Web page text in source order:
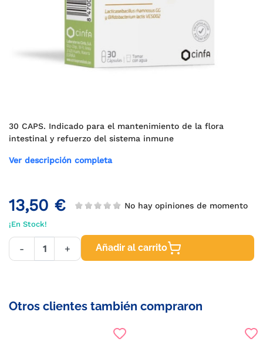
30 CAPS. Indicado para el mantenimiento de la flora
intestinal y refuerzo del sistema inmune
Ver descripción completa
13,50 € No hay opiniones de momento
¡En Stock!
- + Añadir al carrito
Otros clientes también compraron